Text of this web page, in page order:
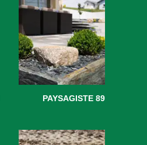
PAYSAGISTE 89